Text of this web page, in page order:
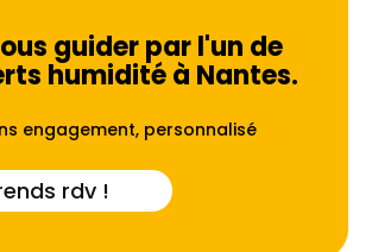
guider par l'un de
humidité à Nantes.
engagement, personnalisé
rdv !